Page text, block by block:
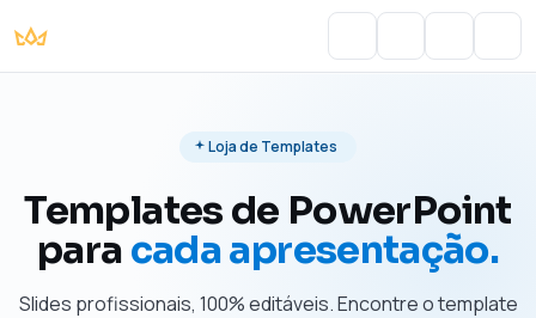
Loja de Templates
Templates de PowerPoint
para cada apresentação.
Slides profissionais, 100% editáveis. Encontre o template